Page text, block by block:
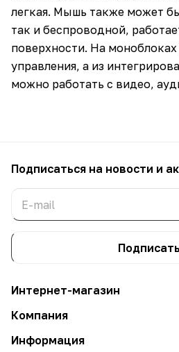
легкая. Мышь также может
так и беспроводной,
поверхности. На
управления, а из
можно работать с видео,
Подписаться на новости и
Интернет-магазин
Компания
Информация